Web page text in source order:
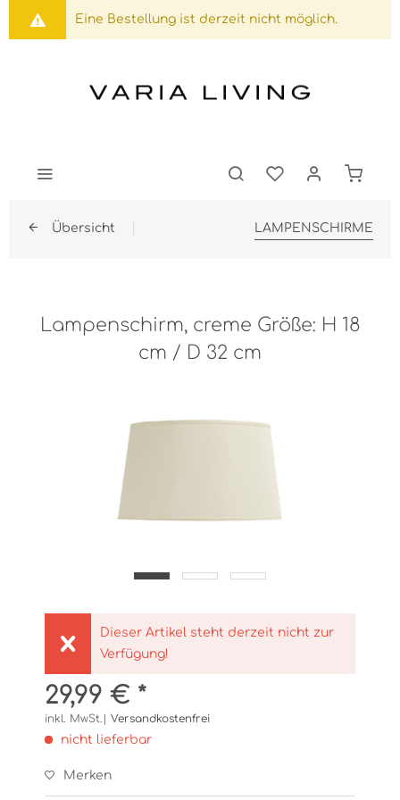
Eine Bestellung ist derzeit nicht möglich.
Übersicht LAMPENSCHIRME
Lampenschirm, creme Größe: H 18
cm / D 32 cm
Dieser Artikel steht derzeit nicht zur
Verfügung!
29,99 € *
inkl. MwSt.| Versandkostenfrei
nicht lieferbar
Merken